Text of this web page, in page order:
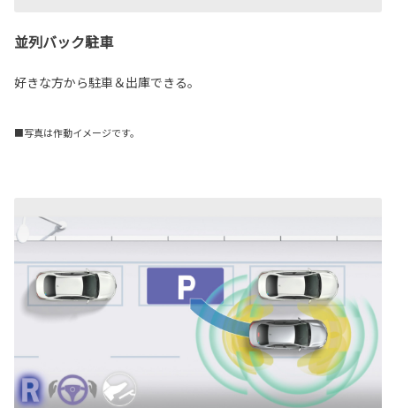
並列バック駐車
好きな方から駐車＆出庫できる。
■写真は作動イメージです。